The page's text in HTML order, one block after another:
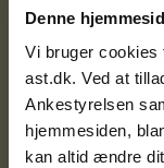
Denne
Vi bruger cookies
ast.dk. Ved at
Ankestyrelsen
hjemmesiden,
kan altid ændre
Ankestyrelsen
Ankestyrelsen